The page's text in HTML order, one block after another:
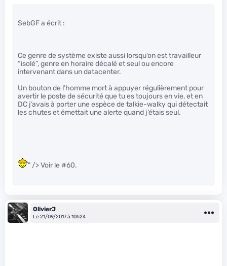
SebGF a écrit :
Ce genre de système existe aussi lorsqu’on est travailleur
“isolé”, genre en horaire décalé et seul ou encore
intervenant dans un datacenter.
Un bouton de l’homme mort à appuyer régulièrement pour
avertir le poste de sécurité que tu es toujours en vie, et en
DC j’avais à porter une espèce de talkie-walky qui détectait
les chutes et émettait une alerte quand j’étais seul.
" /> Voir le #60.
OlivierJ
Le 21/09/2017 à 10h24